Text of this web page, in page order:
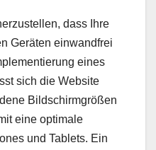
dass Ihre
Geräten einwandfrei
eines
sich die Website
Bildschirmgrößen
eine optimale
und Tablets. Ein